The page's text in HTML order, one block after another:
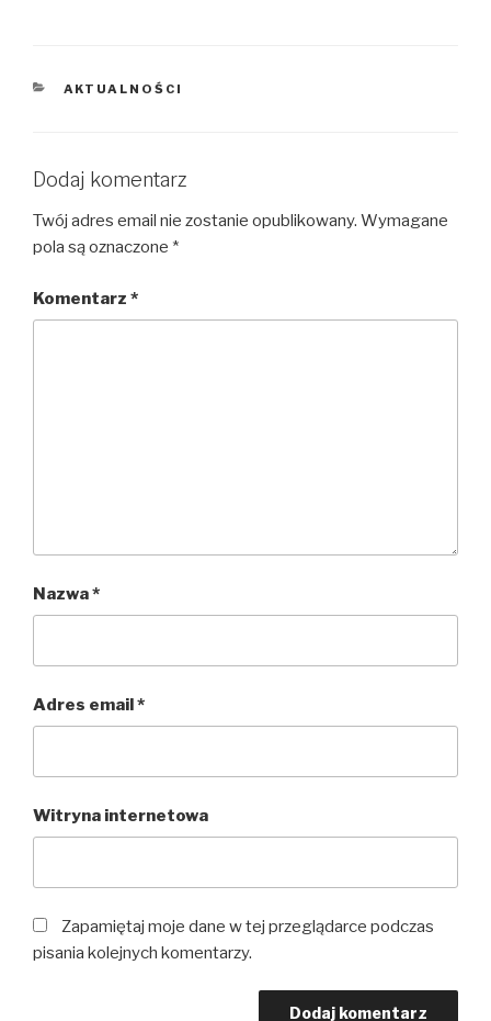
KATEGORIE
AKTUALNOŚCI
Dodaj komentarz
Twój adres email nie zostanie opublikowany. Wymagane
pola są oznaczone *
Komentarz *
Nazwa*
Adres email*
Witryna internetowa
Zapamiętaj moje dane w tej przeglądarce podczas
pisania kolejnych komentarzy.